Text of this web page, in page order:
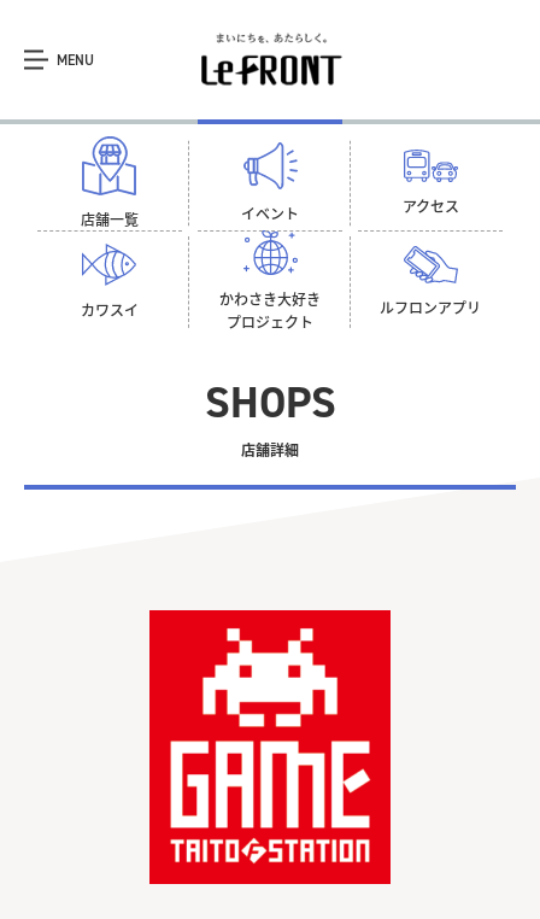
MENU
店舗一覧 イベント アクセス
カワスイ
かわさき大好き
プロジェクト
ルフロンアプリ
SHOPS
店舗詳細